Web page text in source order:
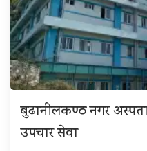
बुढानीलकण्ठ नगर
उपचार सेवा